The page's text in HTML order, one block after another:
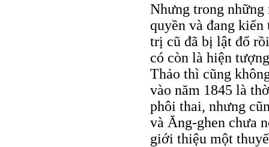
Nhưng trong những
quyền và đang
trị cũ đã bị lật đổ
có còn là hiện
Thảo thì cũng
vào năm 1845 là
phôi thai, nhưng
và Ăng-ghen chưa
giới thiệu một